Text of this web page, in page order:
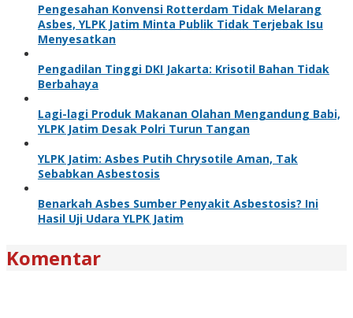
Pengesahan Konvensi Rotterdam Tidak Melarang
Asbes, YLPK Jatim Minta Publik Tidak Terjebak Isu
Menyesatkan
Pengadilan Tinggi DKI Jakarta: Krisotil Bahan Tidak
Berbahaya
Lagi-lagi Produk Makanan Olahan Mengandung Babi,
YLPK Jatim Desak Polri Turun Tangan
YLPK Jatim: Asbes Putih Chrysotile Aman, Tak
Sebabkan Asbestosis
Benarkah Asbes Sumber Penyakit Asbestosis? Ini
Hasil Uji Udara YLPK Jatim
Komentar